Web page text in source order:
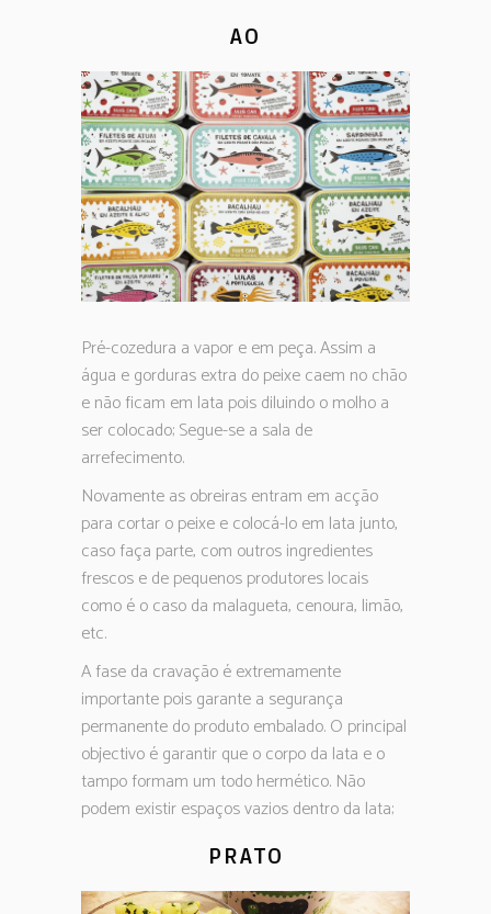
AO
Pré-cozedura a vapor e em peça. Assim a
água e gorduras extra do peixe caem no chão
e não ficam em lata pois diluindo o molho a
ser colocado; Segue-se a sala de
arrefecimento.
Novamente as obreiras entram em acção
para cortar o peixe e colocá-lo em lata junto,
caso faça parte, com outros ingredientes
frescos e de pequenos produtores locais
como é o caso da malagueta, cenoura, limão,
etc.
A fase da cravação é extremamente
importante pois garante a segurança
permanente do produto embalado. O principal
objectivo é garantir que o corpo da lata e o
tampo formam um todo hermético. Não
podem existir espaços vazios dentro da lata;
PRATO